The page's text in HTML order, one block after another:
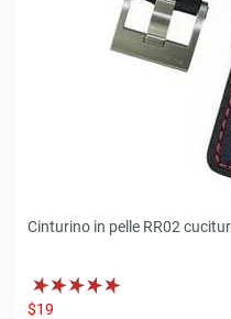
Cinturino in pelle RR02
$19